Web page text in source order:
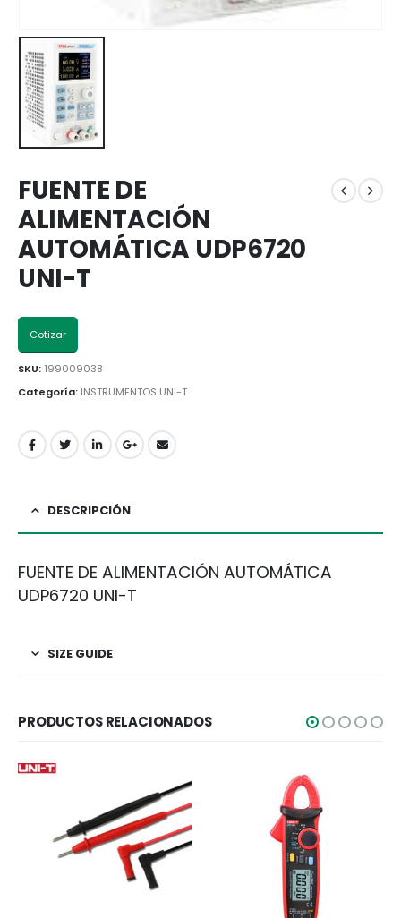
FUENTE DE
ALIMENTACIÓN
AUTOMÁTICA UDP6720
UNI-T
Cotizar
SKU: 199009038
Categoría: INSTRUMENTOS UNI-T
DESCRIPCIÓN
FUENTE DE ALIMENTACIÓN AUTOMÁTICA
UDP6720 UNI-T
SIZE GUIDE
PRODUCTOS RELACIONADOS